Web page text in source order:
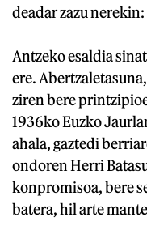
deadar zazu
Antzeko esaldia
ere.
ziren bere
1936ko Euzko
ahala, gaztedi
ondoren Herri
konpromisoa, bere
batera, hil arte